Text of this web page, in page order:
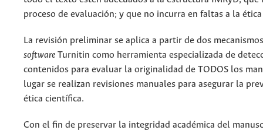
proceso de evaluación; y que no incurra en faltas a la
La revisión preliminar se aplica a partir de dos
software Turnitin como herramienta especializada de
contenidos para evaluar la originalidad de TODOS los
lugar se realizan revisiones manuales para asegurar la
ética científica.
Con el fin de preservar la integridad académica del